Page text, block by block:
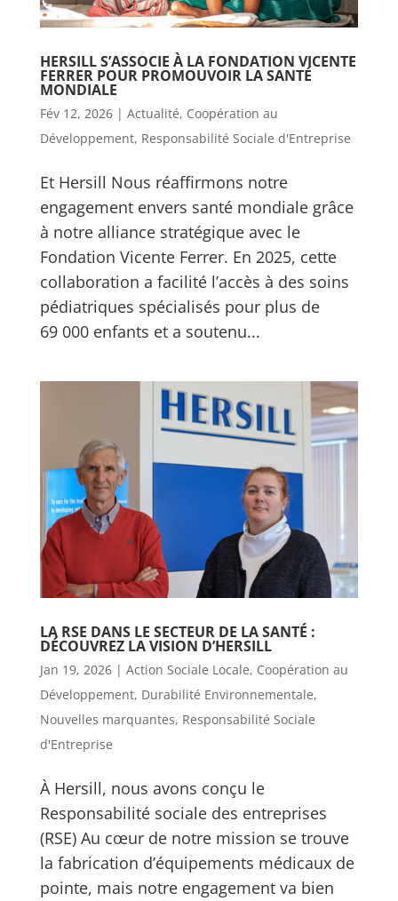
HERSILL S’ASSOCIE À LA FONDATION VICENTE
FERRER POUR PROMOUVOIR LA SANTÉ
MONDIALE
Fév 12, 2026| Actualité, Coopération au
Développement, Responsabilité Sociale d'Entreprise
Et Hersill Nous réaffirmons notre
engagement envers santé mondiale grâce
à notre alliance stratégique avec le
Fondation Vicente Ferrer. En 2025, cette
collaboration a facilité l’accès à des soins
pédiatriques spécialisés pour plus de
69 000 enfants et a soutenu...
LA RSE DANS LE SECTEUR DE LA SANTÉ :
DÉCOUVREZ LA VISION D’HERSILL
Jan 19, 2026| Action Sociale Locale, Coopération au
Développement, Durabilité Environnementale,
Nouvelles marquantes, Responsabilité Sociale
d'Entreprise
À Hersill, nous avons conçu le
Responsabilité sociale des entreprises
(RSE) Au cœur de notre mission se trouve
la fabrication d’équipements médicaux de
pointe, mais notre engagement va bien